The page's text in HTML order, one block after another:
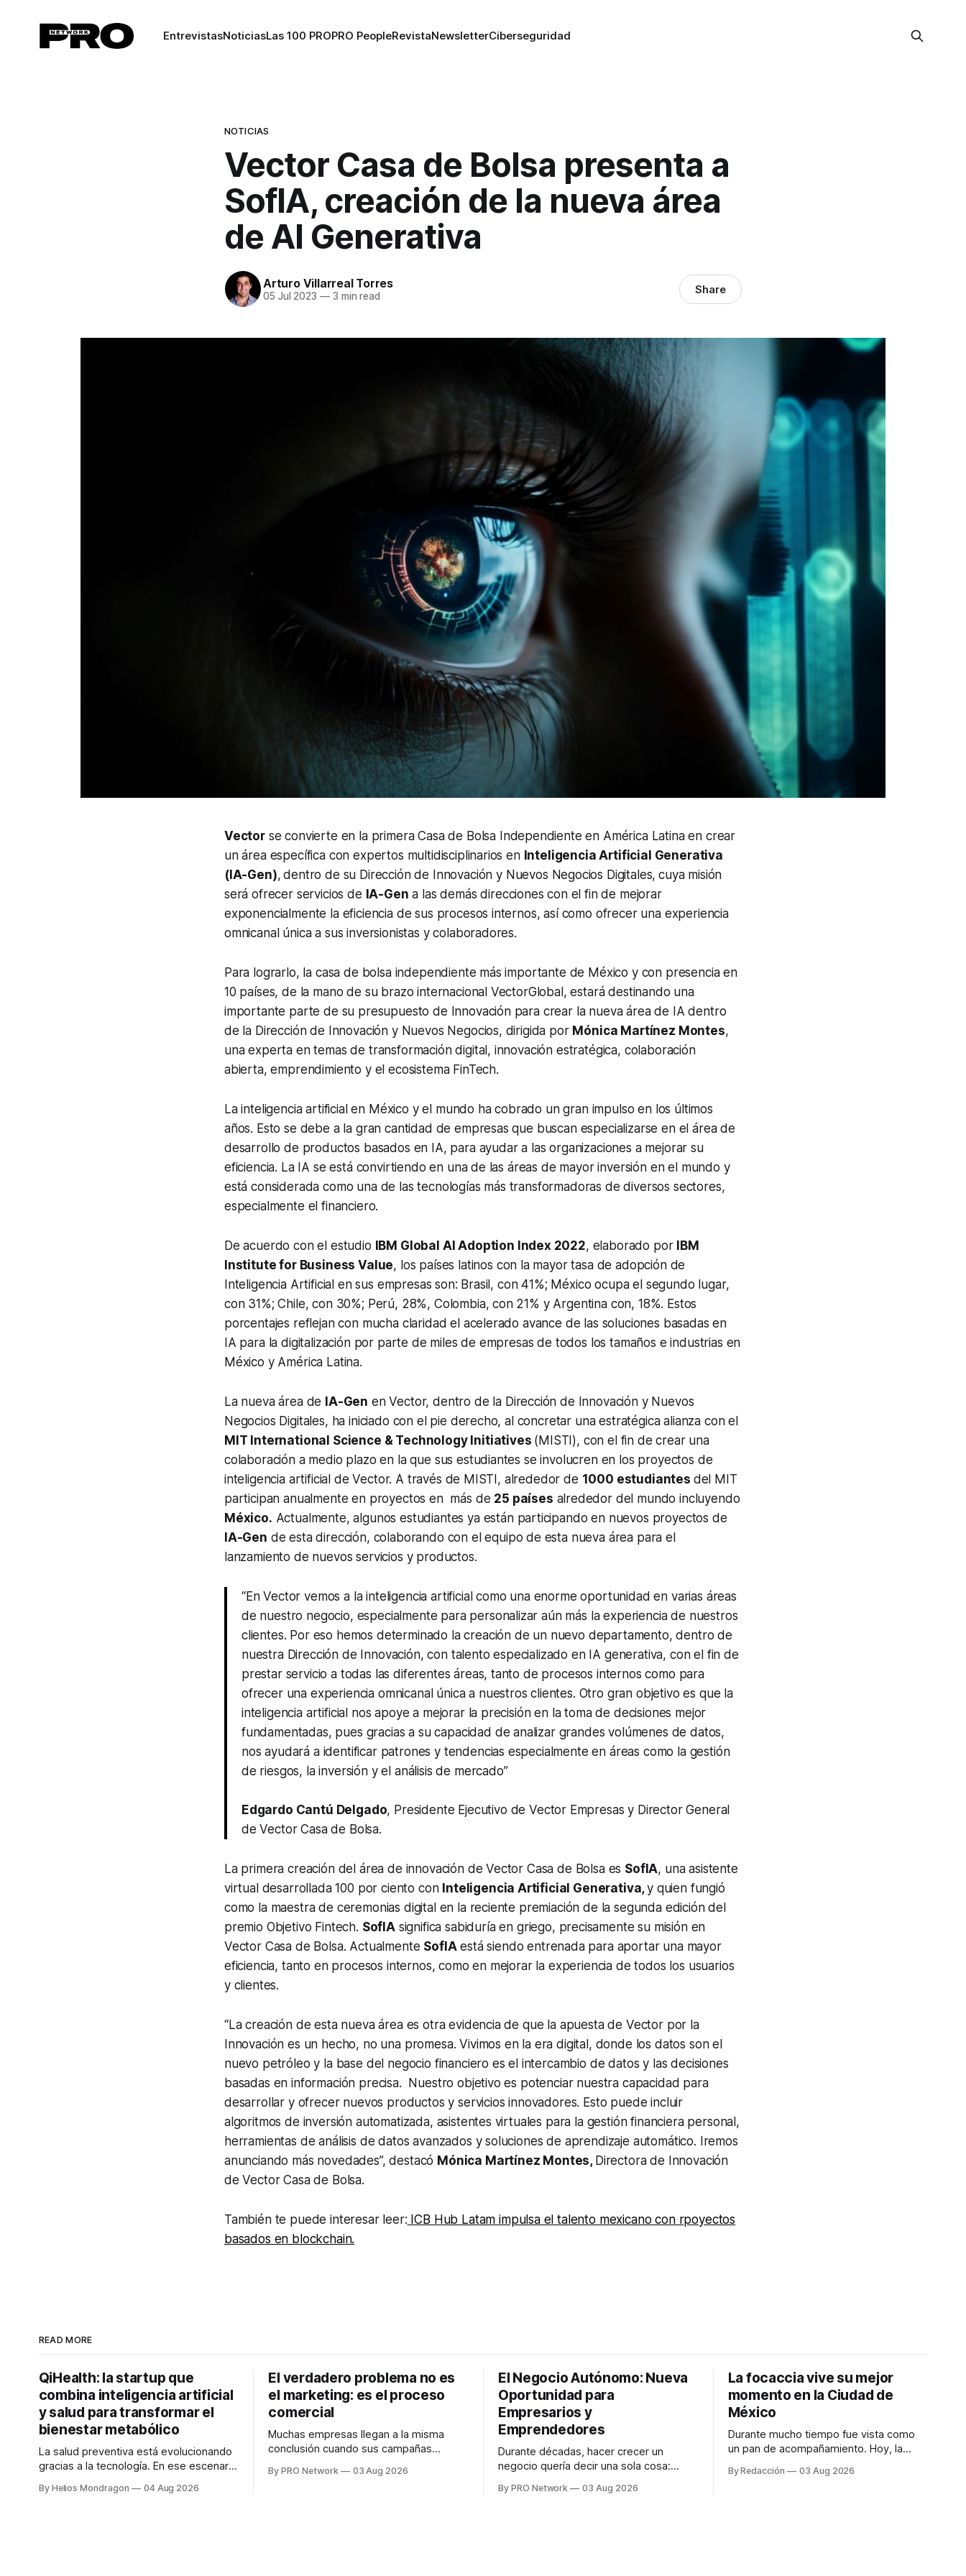
EntrevistasNoticiasLas 100 PROPRO PeopleRevistaNewsletterCiberseguridad
NOTICIAS
Vector Casa de Bolsa presenta a
SofIA, creación de la nueva área
de AI Generativa
Arturo Villarreal Torres
05 Jul 2023 —3 min read Share
Vectorse convierte en la primera Casa de Bolsa Independiente en América Latina en crear
un área específica con expertos multidisciplinarios en Inteligencia Artificial Generativa
(IA-Gen), dentro de su Dirección de Innovación y Nuevos Negocios Digitales, cuya misión
será ofrecer servicios de IA-Gen a las demás direcciones con el fin de mejorar
exponencialmente la eficiencia de sus procesos internos, así como ofrecer una experiencia
omnicanal única a sus inversionistas y colaboradores.
Para lograrlo, la casa de bolsa independiente más importante de México y con presencia en
10 países, de la mano de su brazo internacional VectorGlobal, estará destinando una
importante parte de su presupuesto de Innovación para crear la nueva área de IA dentro
de la Dirección de Innovación y Nuevos Negocios, dirigida por Mónica Martínez Montes,
una experta en temas de transformación digital, innovación estratégica, colaboración
abierta, emprendimiento y el ecosistema FinTech.
La inteligencia artificial en México y el mundo ha cobrado un gran impulso en los últimos
años. Esto se debe a la gran cantidad de empresas que buscan especializarse en el área de
desarrollo de productos basados en IA, para ayudar a las organizaciones a mejorar su
eficiencia. La IA se está convirtiendo en una de las áreas de mayor inversión en el mundo y
está considerada como una de las tecnologías más transformadoras de diversos sectores,
especialmente el financiero.
De acuerdo con el estudio IBM Global AI Adoption Index 2022, elaborado por IBM
Institute for Business Value, los países latinos con la mayor tasa de adopción de
Inteligencia Artificial en sus empresas son: Brasil, con 41%; México ocupa el segundo lugar,
con 31%; Chile, con 30%; Perú, 28%, Colombia, con 21% y Argentina con, 18%. Estos
porcentajes reflejan con mucha claridad el acelerado avance de las soluciones basadas en
IA para la digitalización por parte de miles de empresas de todos los tamaños e industrias en
México y América Latina.
La nueva área de IA-Gen en Vector, dentro de la Dirección de Innovación y Nuevos
Negocios Digitales, ha iniciado con el pie derecho, al concretar una estratégica alianza con el
MIT International Science & Technology Initiatives (MISTI), con el fin de crear una
colaboración a medio plazo en la que sus estudiantes se involucren en los proyectos de
inteligencia artificial de Vector. A través de MISTI, alrededor de 1000 estudiantes del MIT
participan anualmente en proyectos en más de 25 países alrededor del mundo incluyendo
México. Actualmente, algunos estudiantes ya están participando en nuevos proyectos de
IA-Gen de esta dirección, colaborando con el equipo de esta nueva área para el
lanzamiento de nuevos servicios y productos.
“En Vector vemos a la inteligencia artificial como una enorme oportunidad en varias áreas
de nuestro negocio, especialmente para personalizar aún más la experiencia de nuestros
clientes. Por eso hemos determinado la creación de un nuevo departamento, dentro de
nuestra Dirección de Innovación, con talento especializado en IA generativa, con el fin de
prestar servicio a todas las diferentes áreas, tanto de procesos internos como para
ofrecer una experiencia omnicanal única a nuestros clientes. Otro gran objetivo es que la
inteligencia artificial nos apoye a mejorar la precisión en la toma de decisiones mejor
fundamentadas, pues gracias a su capacidad de analizar grandes volúmenes de datos,
nos ayudará a identificar patrones y tendencias especialmente en áreas como la gestión
de riesgos, la inversión y el análisis de mercado”
Edgardo Cantú Delgado, Presidente Ejecutivo de Vector Empresas y Director General
de Vector Casa de Bolsa.
La primera creación del área de innovación de Vector Casa de Bolsa es SofIA, una asistente
virtual desarrollada 100 por ciento con Inteligencia Artificial Generativa,y quien fungió
como la maestra de ceremonias digital en la reciente premiación de la segunda edición del
premio Objetivo Fintech. SofIAsignificasabiduríaen griego, precisamente su misión en
Vector Casa de Bolsa. Actualmente SofIAestá siendo entrenada para aportar una mayor
eficiencia, tanto en procesos internos, como en mejorar la experiencia de todos los usuarios
y clientes.
“La creación de esta nueva área es otra evidencia de que la apuesta de Vector por la
Innovación es un hecho, no una promesa. Vivimos en la era digital, donde los datos son el
nuevo petróleo y la base del negocio financiero es el intercambio de datos y las decisiones
basadas en información precisa. Nuestro objetivo es potenciar nuestra capacidad para
desarrollar y ofrecer nuevos productos y servicios innovadores. Esto puede incluir
algoritmos de inversión automatizada, asistentes virtuales para la gestión financiera personal,
herramientas de análisis de datos avanzados y soluciones de aprendizaje automático. Iremos
anunciando más novedades”,destacó Mónica Martínez Montes, Directora de Innovación
de Vector Casa de Bolsa.
También te puede interesar leer: ICB Hub Latam impulsa el talento mexicano con rpoyectos
basados en blockchain.
READ MORE
QiHealth: la startup que
combina inteligencia artificial
y salud para transformar el
bienestar metabólico
La salud preventiva está evolucionando
gracias a la tecnología. En ese escenario
desarrolla un ecosistema digital capaz
By Helios Mondragon 04 Aug 2026
El verdadero problema no es
el marketing: es el proceso
comercial
Muchas empresas llegan a la misma
conclusión cuando sus campañas
marketing no funciona". Sin embargo,
By PRO Network 03 Aug 2026
El Negocio Autónomo: Nueva
Oportunidad para
Empresarios y
Emprendedores
Durante décadas, hacer crecer un
negocio quería decir una sola cosa:
anuncios, un especialista en marketing
By PRO Network 03 Aug 2026
La focaccia vive su mejor
momento en la Ciudad de
México
Durante mucho tiempo fue vista como
un pan de acompañamiento. Hoy, la
platillos favoritos de quienes buscan
By Redacción 03 Aug 2026